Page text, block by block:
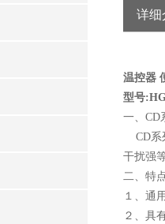
详细
温控器
型号
一、CD
CD系
干扰强
二、特
１、通
２、具